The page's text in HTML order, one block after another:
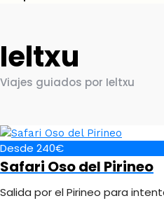
Ieltxu
Viajes guiados por Ieltxu
Desde 240€
Safari Oso del Pirineo
Salida por el Pirineo para